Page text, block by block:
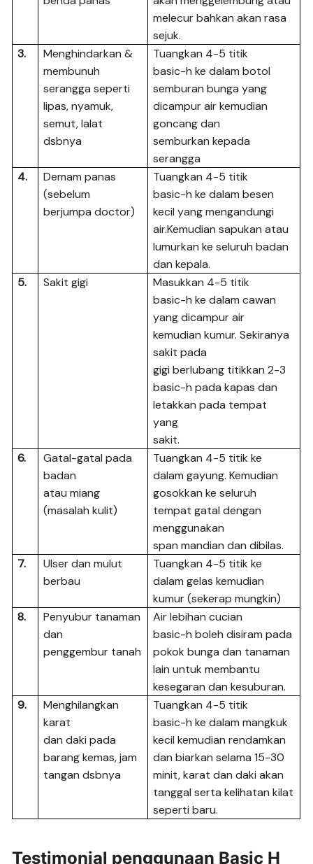
melecur bahkan akan rasa
sejuk.
3.
Menghindarkan &
membunuh
serangga seperti
lipas, nyamuk,
semut, lalat
dsbnya
Tuangkan 4-5 titik
basic-h ke dalam botol
semburan bunga yang
dicampur air kemudian
goncang dan
semburkan kepada
serangga
4.
Demam panas
(sebelum
berjumpa doctor)
Tuangkan 4-5 titik
basic-h ke dalam besen
kecil yang mengandungi
air.Kemudian sapukan atau
lumurkan ke seluruh badan
dan kepala.
5.
Sakit gigi
Masukkan 4-5 titik
basic-h ke dalam cawan
yang dicampur air
kemudian kumur. Sekiranya
sakit pada
gigi berlubang titikkan 2-3
basic-h pada kapas dan
letakkan pada tempat
yang
sakit.
6.
Gatal-gatal pada
badan
atau miang
(masalah kulit)
Tuangkan 4-5 titik ke
dalam gayung. Kemudian
gosokkan ke seluruh
tempat gatal dengan
menggunakan
span mandian dan dibilas.
7.
Ulser dan mulut
berbau
Tuangkan 4-5 titik ke
dalam gelas kemudian
kumur (sekerap mungkin)
8.
Penyubur tanaman
dan
penggembur tanah
Air lebihan cucian
basic-h boleh disiram pada
pokok bunga dan tanaman
lain untuk membantu
kesegaran dan kesuburan.
9.
Menghilangkan
karat
dan daki pada
barang kemas, jam
tangan dsbnya
Tuangkan 4-5 titik
basic-h ke dalam mangkuk
kecil kemudian rendamkan
dan biarkan selama 15-30
minit, karat dan daki akan
tanggal serta kelihatan kilat
seperti baru.
Testimonial penggunaan Basic H